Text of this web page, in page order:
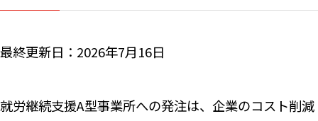
最終更新日：2026年7月16日
就労継続支援A型事業所への発注は、企業のコスト削減